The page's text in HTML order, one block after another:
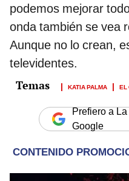
podemos mejorar
onda también se vea
Aunque no lo crean,
televidentes.
KATIA PALMA EL
Prefiero a
Google